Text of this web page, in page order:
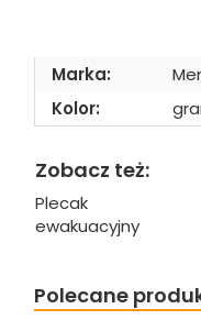
Marka:
Kolor:
Zobacz też:
Plecak
ewakuacyjny
Polecane